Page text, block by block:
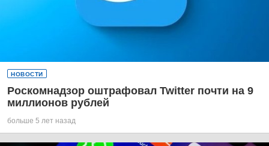
НОВОСТИ
Роскомнадзор оштрафовал Twitter почти на 9
миллионов рублей
больше 5 лет назад